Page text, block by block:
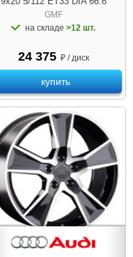
GMF
на складе >12 шт.
24 375 ₽ / диск
купить